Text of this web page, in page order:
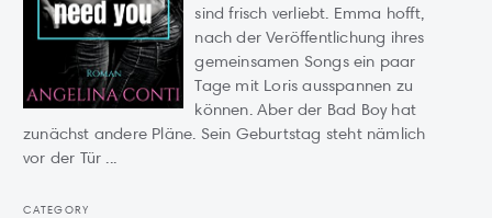
sind frisch verliebt. Emma hofft,
nach der Veröffentlichung ihres
gemeinsamen Songs ein paar
Tage mit Loris ausspannen zu
können. Aber der Bad Boy hat
zunächst andere Pläne. Sein Geburtstag steht nämlich
vor der Tür ...
CATEGORY